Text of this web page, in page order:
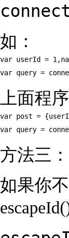
如：
var userId =
var query =
上面程
var post =
var query =
方法三
如果你